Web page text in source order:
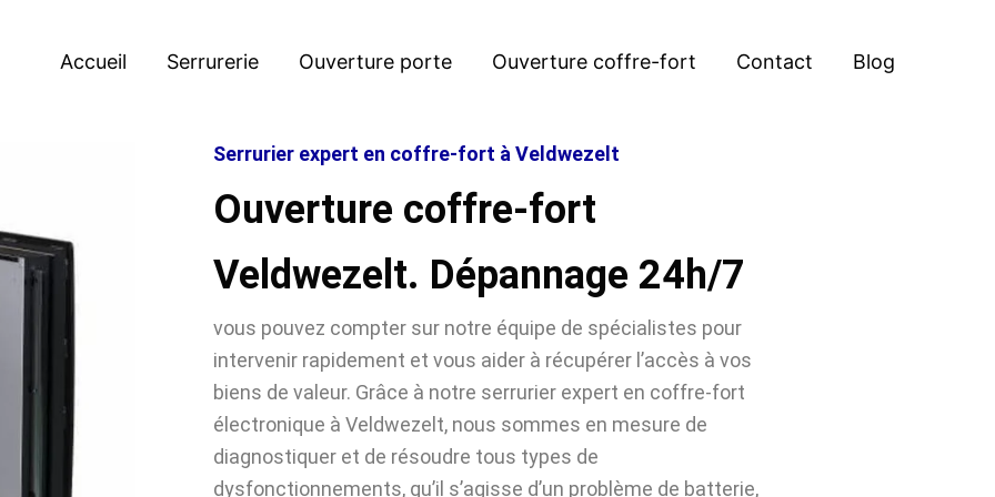
Accueil Serrurerie Ouverture porte Ouverture coffre-fort Contact Blog
Serrurier expert en coffre-fort à Veldwezelt
Ouverture coffre-fort
Veldwezelt. Dépannage 24h/7
vous pouvez compter sur notre équipe de spécialistes pour
intervenir rapidement et vous aider à récupérer l’accès à vos
biens de valeur. Grâce à notre serrurier expert en coffre-fort
électronique à Veldwezelt, nous sommes en mesure de
diagnostiquer et de résoudre tous types de
dysfonctionnements, qu’il s’agisse d’un problème de batterie,